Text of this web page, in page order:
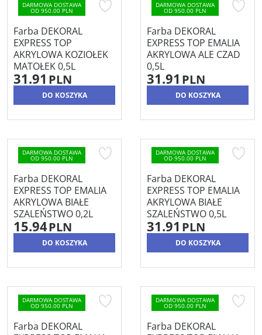
DARMOWA DOSTAWA
OD 950.00 PLN
Farba DEKORAL
EXPRESS TOP
AKRYLOWA KOZIOŁEK
MATOŁEK 0,5L
31.91 PLN
DO KOSZYKA
DARMOWA DOSTAWA
OD 950.00 PLN
Farba DEKORAL
EXPRESS TOP EMALIA
AKRYLOWA ALE CZAD
0,5L
31.91 PLN
DO KOSZYKA
DARMOWA DOSTAWA
OD 950.00 PLN
Farba DEKORAL
EXPRESS TOP EMALIA
AKRYLOWA BIAŁE
SZALEŃSTWO 0,2L
15.94PLN
DO KOSZYKA
DARMOWA DOSTAWA
OD 950.00 PLN
Farba DEKORAL
EXPRESS TOP EMALIA
AKRYLOWA BIAŁE
SZALEŃSTWO 0,5L
31.91 PLN
DO KOSZYKA
DARMOWA DOSTAWA
OD 950.00 PLN
Farba DEKORAL
DARMOWA DOSTAWA
OD 950.00 PLN
Farba DEKORAL